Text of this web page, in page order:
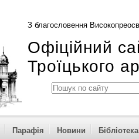
З благословення
Офіційний
Троїцького
Парафія Новини Бібліотека